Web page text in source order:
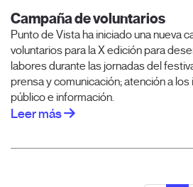
Campaña de voluntarios
Punto de Vista ha iniciado una nueva
voluntarios para la X edición para
labores durante las jornadas del
prensa y comunicación; atención a
público e información.
Leer más